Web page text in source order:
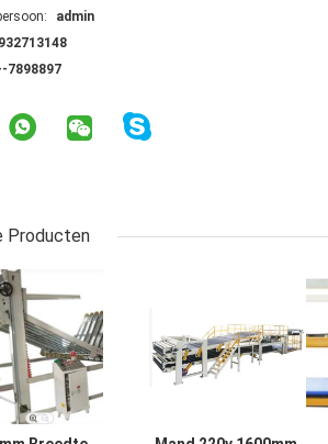
admin
7898897
Producten